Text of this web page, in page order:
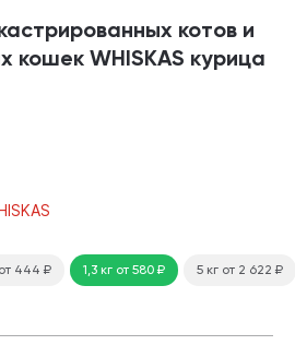
котов и
кошек WHISKAS курица
от 444 ₽ 1,3 кг от 580₽ 5 кг от 2 622 ₽